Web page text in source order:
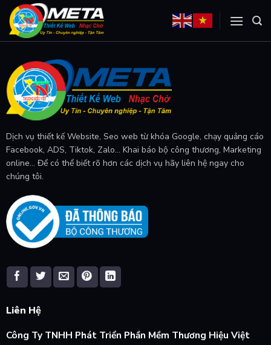
Skip
content
Dịch vụ thiết kế Website, Seo web từ khóa Google, chạy quảng cáo
Facebook, ADS, Tiktok, Zalo... Khai báo bộ công thương, Marketing
online... Để có thể biết rõ hơn các dịch vụ hãy liên hệ ngay cho
chúng tôi.
Liên Hệ
Công Ty TNHH Phát Triển Phần Mềm Thương Hiệu Việt